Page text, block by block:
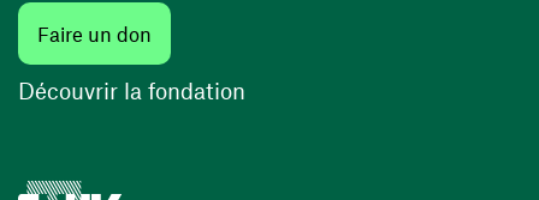
Faire un don
Découvrir la fondation